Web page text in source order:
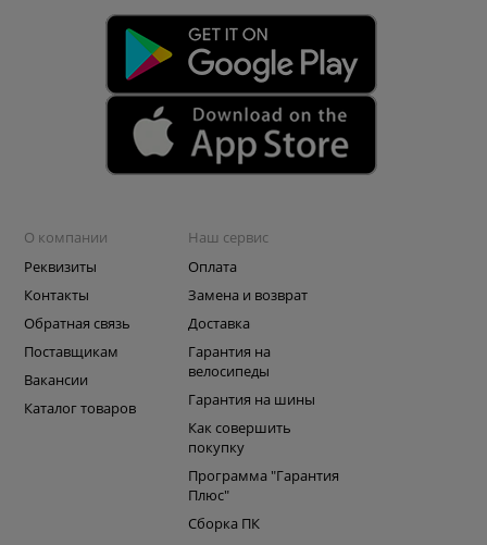
О компании
Реквизиты
Контакты
Обратная связь
Поставщикам
Вакансии
Каталог товаров
Наш сервис
Оплата
Замена и возврат
Доставка
Гарантия на
велосипеды
Гарантия на шины
Как совершить
покупку
Программа "Гарантия
Плюс"
Сборка ПК